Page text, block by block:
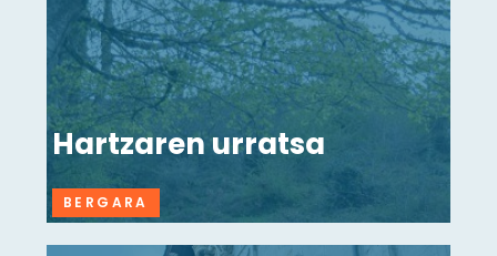
Hartzaren urratsa
BERGARA